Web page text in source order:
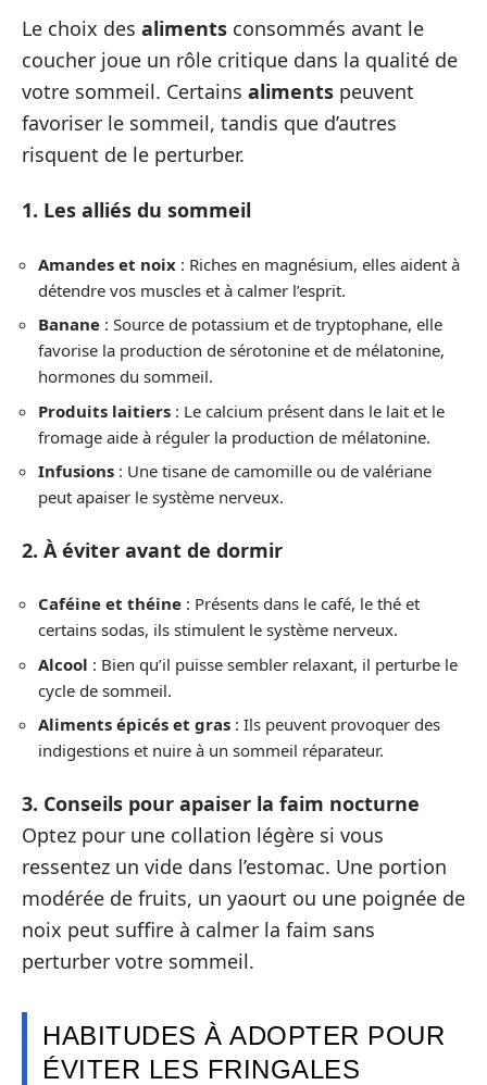
Le choix des aliments consommés avant le
coucher joue un rôle critique dans la qualité de
votre sommeil. Certains aliments peuvent
favoriser le sommeil, tandis que d’autres
risquent de le perturber.
1. Les alliés du sommeil
Amandes et noix : Riches en magnésium, elles aident à
détendre vos muscles et à calmer l’esprit.
Banane : Source de potassium et de tryptophane, elle
favorise la production de sérotonine et de mélatonine,
hormones du sommeil.
Produits laitiers : Le calcium présent dans le lait et le
fromage aide à réguler la production de mélatonine.
Infusions : Une tisane de camomille ou de valériane
peut apaiser le système nerveux.
2. À éviter avant de dormir
Caféine et théine : Présents dans le café, le thé et
certains sodas, ils stimulent le système nerveux.
Alcool : Bien qu’il puisse sembler relaxant, il perturbe le
cycle de sommeil.
Aliments épicés et gras : Ils peuvent provoquer des
indigestions et nuire à un sommeil réparateur.
3. Conseils pour apaiser la faim nocturne
Optez pour une collation légère si vous
ressentez un vide dans l’estomac. Une portion
modérée de fruits, un yaourt ou une poignée de
noix peut suffire à calmer la faim sans
perturber votre sommeil.
HABITUDES À ADOPTER POUR
ÉVITER LES FRINGALES